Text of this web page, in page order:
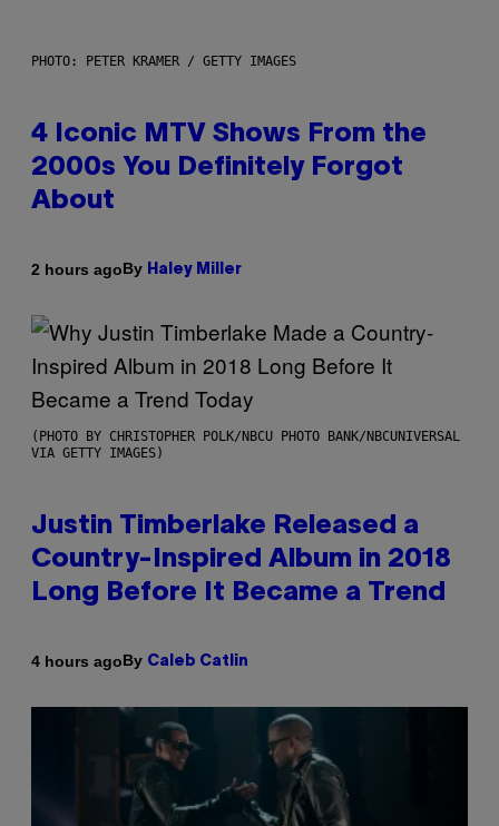
PHOTO: PETER KRAMER / GETTY IMAGES
4 Iconic MTV Shows From the
2000s You Definitely Forgot
About
2 hours agoBy Haley Miller
(PHOTO BY CHRISTOPHER POLK/NBCU PHOTO BANK/NBCUNIVERSAL
VIA GETTY IMAGES)
Justin Timberlake Released a
Country-Inspired Album in 2018
Long Before It Became a Trend
4 hours agoBy Caleb Catlin